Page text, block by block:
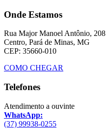
Onde Estamos
Rua Major Manoel Antônio, 208
Centro, Pará de Minas, MG
CEP: 35660-010
COMO CHEGAR
Telefones
Atendimento a ouvinte
WhatsApp:
(37) 99938-0255